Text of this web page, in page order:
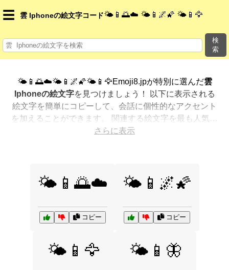
☰ 雲 Iphoneの絵文字コード 🌤️📱🌅☁️ 🌤️📱🌌🌠 🌤️📱🦅
検
索
🌤️📱🌅☁️🌤️📱🌌🌠🌤️📱🦅Emoji8.jpが特別に選んだ雲
Iphoneの絵文字を見つけましょう！ 以下に表示される
絵文字を簡単にコピーして、会話に個性的なアクセント
を加えることができます。 関連する絵文字を最も人気の
ある順に表示しました。さらに多くのオプションが欲し
さらに表示
🌤️📱🌅☁️
コピー
🌤️📱🌌🌠
コピー
🌤️📱🦅 🌤️📱🦋